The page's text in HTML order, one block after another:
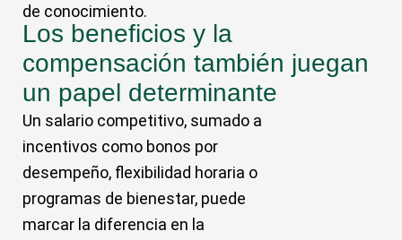
de conocimiento.
Los beneficios y la
compensación también juegan
un papel determinante
Un salario competitivo, sumado a
incentivos como bonos por
desempeño, flexibilidad horaria o
programas de bienestar, puede
marcar la diferencia en la